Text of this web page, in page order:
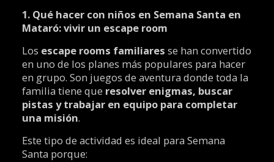
1. Qué hacer con niños en Semana Santa en
Mataró: vivir un escape room
Los escape rooms familiares se han convertido
en uno de los planes más populares para hacer
en grupo. Son juegos de aventura donde toda la
familia tiene que resolver enigmas, buscar
pistas y trabajar en equipo para completar
una misión.
Este tipo de actividad es ideal para Semana
Santa porque: